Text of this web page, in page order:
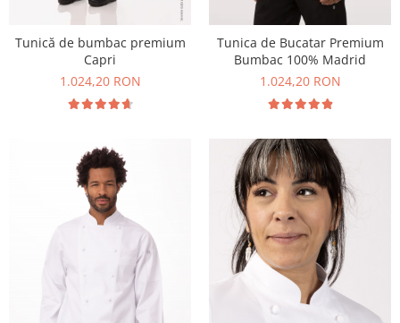
Tunică de bumbac premium
Capri
1.024,20 RON
Tunica de Bucatar Premium
Bumbac 100% Madrid
1.024,20 RON